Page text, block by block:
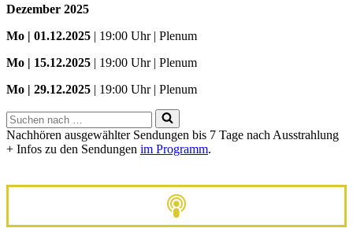
Dezember 2025
Mo | 01.12.2025 | 19:00 Uhr | Plenum
Mo | 15.12.2025 | 19:00 Uhr | Plenum
Mo | 29.12.2025 | 19:00 Uhr | Plenum
Suchen
nach …
Nachhören ausgewählter Sendungen bis 7 Tage nach Ausstrahlung
+ Infos zu den Sendungen im Programm.